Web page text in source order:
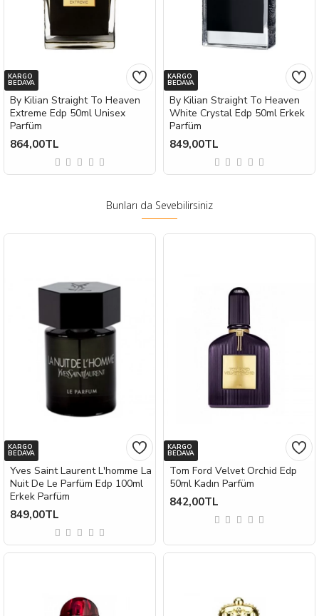
KARGO
BEDAVA
By Kilian Straight To Heaven
Extreme Edp 50ml Unisex
Parfüm
864,00TL
KARGO
BEDAVA
By Kilian Straight To Heaven
White Crystal Edp 50ml Erkek
Parfüm
849,00TL
Bunları da Sevebilirsiniz
KARGO
BEDAVA
Yves Saint Laurent L'homme La
Nuit De Le Parfüm Edp 100ml
Erkek Parfüm
849,00TL
KARGO
BEDAVA
Tom Ford Velvet Orchid Edp
50ml Kadın Parfüm
842,00TL